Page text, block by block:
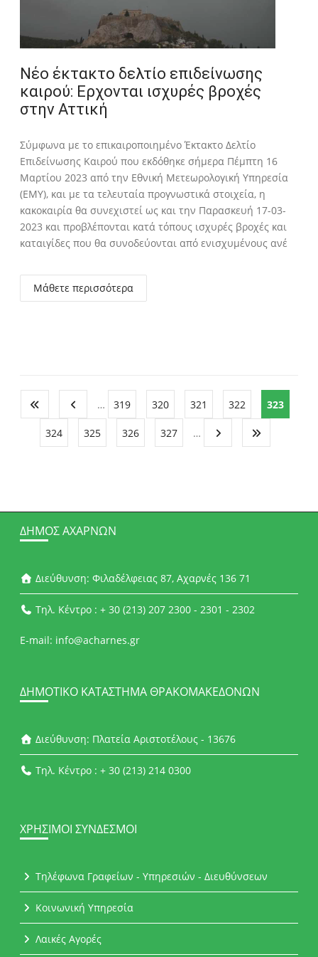
Νέο έκτακτο δελτίο επιδείνωσης
καιρού: Eρχονται ισχυρές βροχές
στην Αττική
Σύμφωνα με το επικαιροποιημένο Έκτακτο Δελτίο
Επιδείνωσης Καιρού που εκδόθηκε σήμερα Πέμπτη 16
Μαρτίου 2023 από την Εθνική Μετεωρολογική Υπηρεσία
(ΕΜΥ), και με τα τελευταία προγνωστικά στοιχεία, η
κακοκαιρία θα συνεχιστεί ως και την Παρασκευή 17-03-
2023 και προβλέπονται κατά τόπους ισχυρές βροχές και
καταιγίδες που θα συνοδεύονται από ενισχυμένους ανέ
Μάθετε περισσότερα
… 319 320 321 322 323
324 325 326 327 …
ΔΉΜΟΣ ΑΧΑΡΝΏΝ
Διεύθυνση: Φιλαδέλφειας 87, Αχαρνές 136 71
Τηλ. Κέντρο : + 30 (213) 207 2300 - 2301 - 2302
E-mail: info@acharnes.gr
ΔΗΜΟΤΙΚΌ ΚΑΤΆΣΤΗΜΑ ΘΡΑΚΟΜΑΚΕΔΌΝΩΝ
Διεύθυνση: Πλατεία Αριστοτέλους - 13676
Τηλ. Κέντρο : + 30 (213) 214 0300
ΧΡΉΣΙΜΟΙ ΣΎΝΔΕΣΜΟΙ
Τηλέφωνα Γραφείων - Υπηρεσιών - Διευθύνσεων
Κοινωνική Υπηρεσία
Λαικές Αγορές